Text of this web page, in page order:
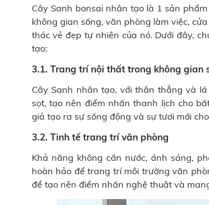
Cây Sanh bonsai nhân tạo là 1 sản
không gian sống, văn phòng làm việc,
thác vẻ đẹp tự nhiên của nó. Dưới đây,
tạo:
3.1. Trang trí nội thất trong không gian
Cây Sanh nhân tạo, với thân thẳng và
sọt, tạo nên điểm nhấn thanh lịch cho
giả tạo ra sự sống động và sự tươi mới
3.2. Tinh tế trang trí văn phòng
Khả năng không cần nước, ánh sáng,
hoàn hảo để trang trí môi trường văn
để tạo nên điểm nhấn nghệ thuật và